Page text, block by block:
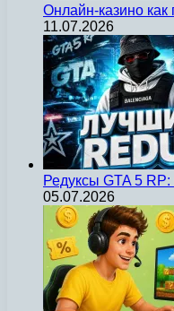
Онлайн-казино
11.07.2026
Редуксы GTA 5
05.07.2026